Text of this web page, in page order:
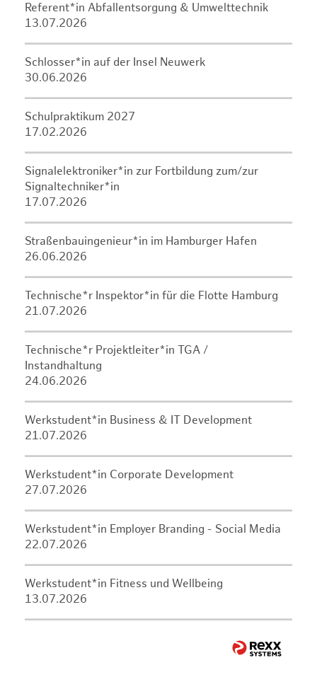
Referent*in Abfallentsorgung & Umwelttechnik
13.07.2026
Schlosser*in auf der Insel Neuwerk
30.06.2026
Schulpraktikum 2027
17.02.2026
Signalelektroniker*in zur Fortbildung zum/zur
Signaltechniker*in
17.07.2026
Straßenbauingenieur*in im Hamburger Hafen
26.06.2026
Technische*r Inspektor*in für die Flotte Hamburg
21.07.2026
Technische*r Projektleiter*in TGA /
Instandhaltung
24.06.2026
Werkstudent*in Business & IT Development
21.07.2026
Werkstudent*in Corporate Development
27.07.2026
Werkstudent*in Employer Branding - Social Media
22.07.2026
Werkstudent*in Fitness und Wellbeing
13.07.2026